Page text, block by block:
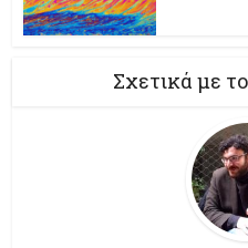
Σχετικά με